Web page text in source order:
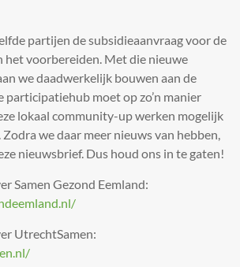
partijen de subsidieaanvraag voor de
het voorbereiden. Met die nieuwe
we daadwerkelijk bouwen aan de
moet op zo’n manier
lokaal community-up werken mogelijk
we daar meer nieuws van hebben,
nieuwsbrief. Dus houd ons in te gaten!
Samen Gezond Eemland:
UtrechtSamen: